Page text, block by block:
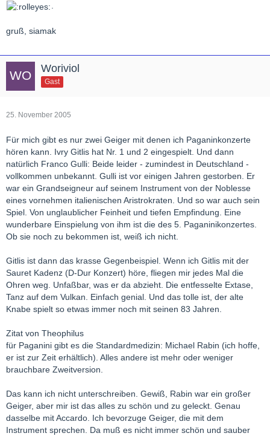
.
gruß, siamak
Woriviol
Gast
25. November 2005
Für mich gibt es nur zwei Geiger mit denen ich Paganinkonzerte
hören kann. Ivry Gitlis hat Nr. 1 und 2 eingespielt. Und dann
natürlich Franco Gulli: Beide leider - zumindest in Deutschland -
vollkommen unbekannt. Gulli ist vor einigen Jahren gestorben. Er
war ein Grandseigneur auf seinem Instrument von der Noblesse
eines vornehmen italienischen Aristrokraten. Und so war auch sein
Spiel. Von unglaublicher Feinheit und tiefen Empfindung. Eine
wunderbare Einspielung von ihm ist die des 5. Paganinikonzertes.
Ob sie noch zu bekommen ist, weiß ich nicht.
Gitlis ist dann das krasse Gegenbeispiel. Wenn ich Gitlis mit der
Sauret Kadenz (D-Dur Konzert) höre, fliegen mir jedes Mal die
Ohren weg. Unfaßbar, was er da abzieht. Die entfesselte Extase,
Tanz auf dem Vulkan. Einfach genial. Und das tolle ist, der alte
Knabe spielt so etwas immer noch mit seinen 83 Jahren.
Zitat von Theophilus
für Paganini gibt es die Standardmedizin: Michael Rabin (ich hoffe,
er ist zur Zeit erhältlich). Alles andere ist mehr oder weniger
brauchbare Zweitversion.
Das kann ich nicht unterschreiben. Gewiß, Rabin war ein großer
Geiger, aber mir ist das alles zu schön und zu geleckt. Genau
dasselbe mit Accardo. Ich bevorzuge Geiger, die mit dem
Instrument sprechen. Da muß es nicht immer schön und sauber